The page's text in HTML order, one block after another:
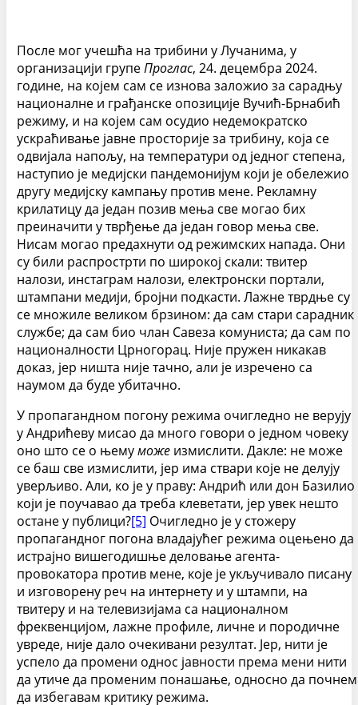
После мог учешћа на трибини у Лучанима, у
организацији групеПроглас, 24. децембра 2024.
године, на којем сам се изнова заложио за сарадњу
националне и грађанске опозиције Вучић-Брнабић
режиму, и на којем сам осудио недемократско
ускраћивање јавне просторије за трибину, која се
одвијала напољу, на температури од једног степена,
наступио је медијски пандемонијум који је обележио
другу медијску кампању против мене. Рекламну
крилатицу да један позив мења све могао бих
преиначити у тврђење да један говор мења све.
Нисам могао предахнути од режимских напада. Они
су били распрострти по широкој скали: твитер
налози, инстаграм налози, електронски портали,
штампани медији, бројни подкасти. Лажне тврдње су
се множиле великом брзином: да сам стари сарадник
службе; да сам био члан Савеза комуниста; да сам по
националности Црногорац. Није пружен никакав
доказ, јер ништа није тачно, али је изречено са
наумом да буде убитачно.
У пропагандном погону режима очигледно не верују
у Андрићеву мисао да много говори о једном човеку
оно што се о њемуможе измислити. Дакле: не може
се баш све измислити, јер има ствари које не делују
уверљиво. Али, ко је у праву: Андрић или дон Базилио
који је поучавао да треба клеветати, јер увек нешто
остане у публици?[5] Очигледно је у стожеру
пропагандног погона владајућег режима оцењено да
истрајно вишегодишње деловање агента-
провокатора против мене, које је укључивало писану
и изговорену реч на интернету и у штампи, на
твитеру и на телевизијама са националном
фреквенцијом, лажне профиле, личне и породичне
увреде, није дало очекивани резултат. Јер, нити је
успело да промени однос јавности према мени нити
да утиче да променим понашање, односно да почнем
да избегавам критику режима.